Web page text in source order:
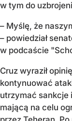
w tym do
– Myślę, że
– powiedział
w podcaście
Cruz wyraził
kontynuować
utrzymać sankcje
mającą na celu